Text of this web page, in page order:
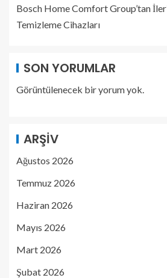
Bosch Home Comfort Group’tan
Temizleme Cihazları
SON YORUMLAR
Görüntülenecek bir yorum yok.
ARŞIV
Ağustos 2026
Temmuz 2026
Haziran 2026
Mayıs 2026
Mart 2026
Şubat 2026